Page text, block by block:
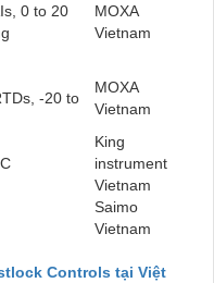
0 to 20
MOXA
Vietnam
-20 to
MOXA
Vietnam
King
instrument
Vietnam
Saimo
Vietnam
Controls tại Việt